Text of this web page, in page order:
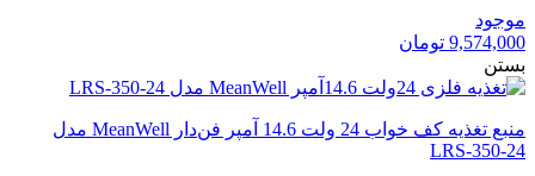
موجود
9,574,000 تومان
بستن
منبع تغذیه کف خواب 24 ولت 14.6 آمپر فن‌دار MeanWell مدل
LRS-350-24